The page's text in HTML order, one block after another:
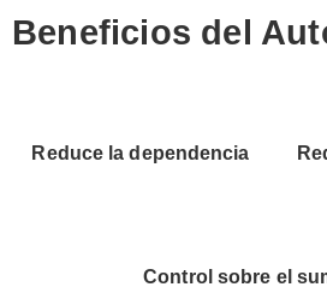
Beneficios del
Reduce la dependencia
Control sobre el